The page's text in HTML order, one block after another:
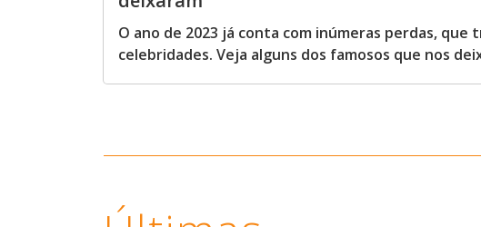
O ano de 2023 já conta com inúmeras perdas,
celebridades. Veja alguns dos famosos que nos